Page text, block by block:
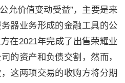
允价值变动受益”，主要是来
器业务形成的金融工具的公
在2021年完成了出售荣耀业
的资产和负债交割，然而，
这两项交易的收购方将分期